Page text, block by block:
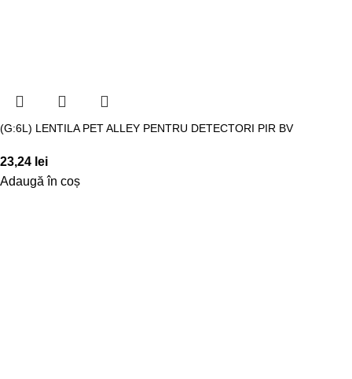
(G:6L) LENTILA PET ALLEY PENTRU DETECTORI PIR BV
23,24 lei
Adaugă în coș